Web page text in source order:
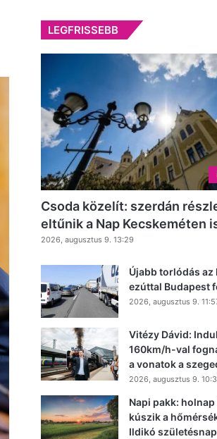
LEGFRISSEBB
Csoda közelít: szerdán
eltűnik a Nap Kecskeméten
2026, augusztus 9. 13:29
Újabb torlódás
ezúttal Budapest
2026, augusztus 9.
Vitézy Dávid:
160km/h-val
a vonatok a
2026, augusztus 9.
Napi pakk:
kúszik a
Ildikó